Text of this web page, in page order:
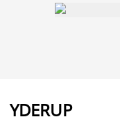
YDERUP